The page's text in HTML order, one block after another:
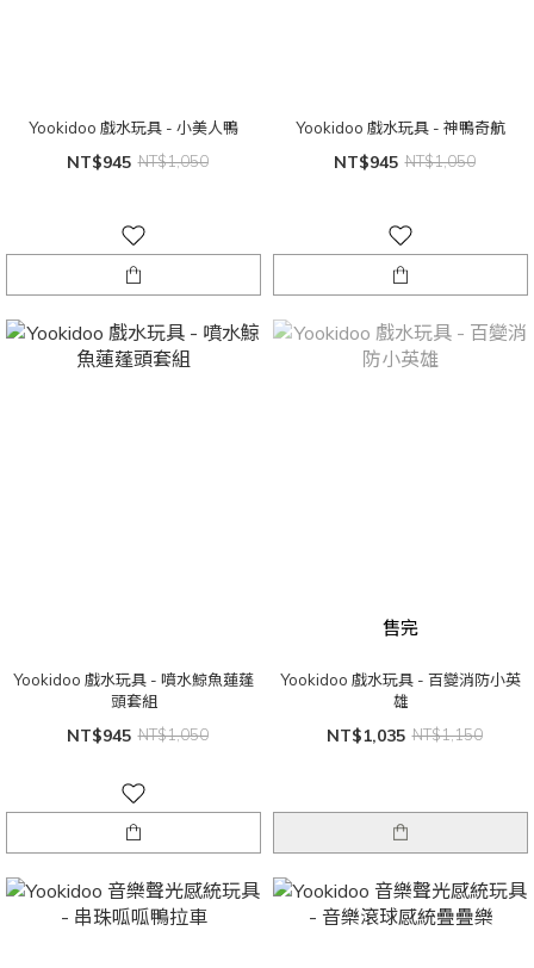
Yookidoo 戲水玩具 - 小美人鴨
NT$945 NT$1,050
Yookidoo 戲水玩具 - 神鴨奇航
NT$945 NT$1,050
Yookidoo 戲水玩具 - 噴水鯨魚蓮蓬
頭套組
NT$945 NT$1,050
售完
Yookidoo 戲水玩具 - 百變消防小英
雄
NT$1,035 NT$1,150